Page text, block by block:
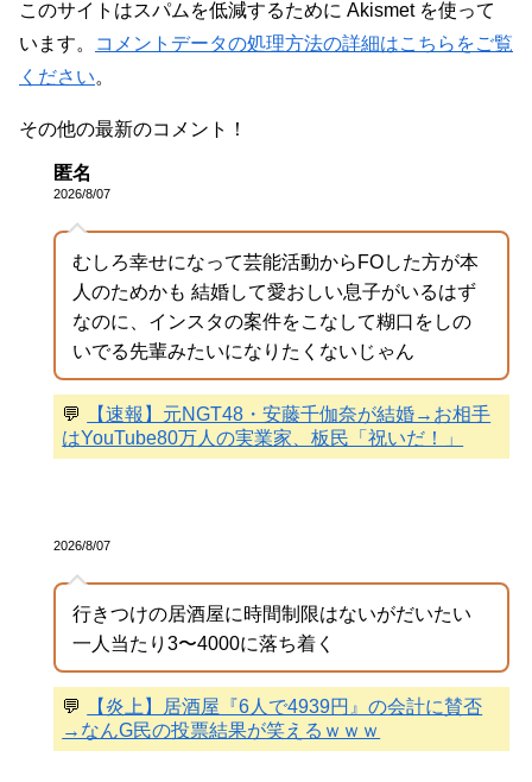
このサイトはスパムを低減するために Akismet を使って
います。
コメントデータの処理方法の詳細はこちらをご覧
ください。
その他の最新のコメント！
匿名
2026/8/07
むしろ幸せになって芸能活動からFOした方が本
人のためかも 結婚して愛おしい息子がいるはず
なのに、インスタの案件をこなして糊口をしの
いでる先輩みたいになりたくないじゃん
💬
【速報】元NGT48・安藤千伽奈が結婚→お相手
はYouTube80万人の実業家、板民「祝いだ！」
2026/8/07
行きつけの居酒屋に時間制限はないがだいたい
一人当たり3〜4000に落ち着く
💬
【炎上】居酒屋『6人で4939円』の会計に賛否
→なんG民の投票結果が笑えるｗｗｗ